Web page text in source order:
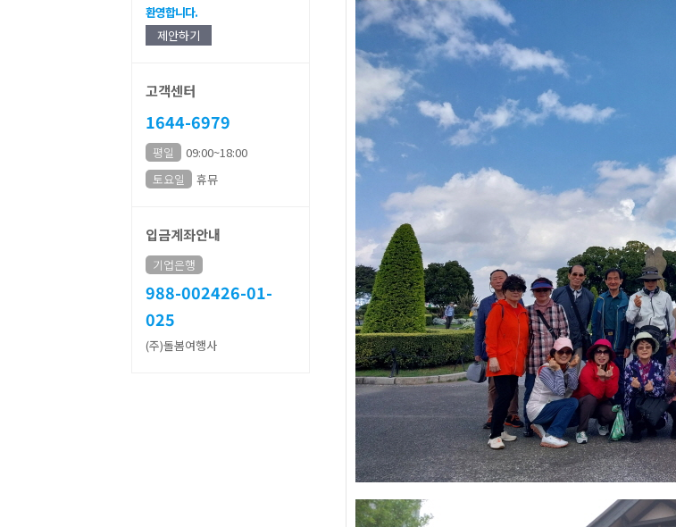
환영합니다.
제안하기
고객센터
1644-6979
평일
09:00~18:00
토요일
휴뮤
입금계좌안내
기업은행
988-002426-01-
025
(주)돌봄여행사